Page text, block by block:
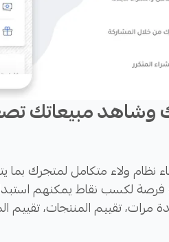
وشاهد مبيعاتك
نظام ولاء متكامل لمتجرك بما
لكسب نقاط يمكنهم
مرات، تقييم المنتجات، تقييم